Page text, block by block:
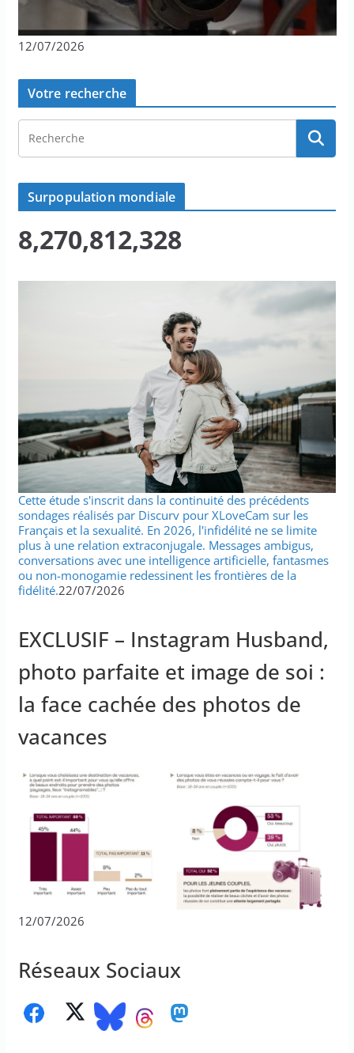
12/07/2026
Votre recherche
Surpopulation mondiale
8,270,812,328
Cette étude s'inscrit dans la continuité des précédents
sondages réalisés par Discurv pour XLoveCam sur les
Français et la sexualité. En 2026, l'infidélité ne se limite
plus à une relation extraconjugale. Messages ambigus,
conversations avec une intelligence artificielle, fantasmes
ou non-monogamie redessinent les frontières de la
fidélité.22/07/2026
EXCLUSIF – Instagram Husband,
photo parfaite et image de soi :
la face cachée des photos de
vacances
12/07/2026
Réseaux Sociaux